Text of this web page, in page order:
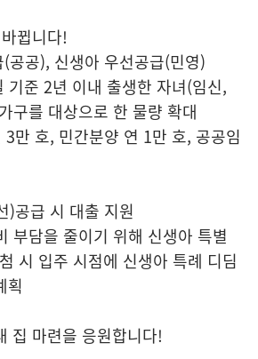
뀝니다!
공), 신생아 우선공급(민영)
기준 2년 이내 출생한 자녀(임신,
구를 대상으로 한 물량 확대
만 호, 민간분양 연 1만 호, 공공임
공급 시 대출 지원
부담을 줄이기 위해 신생아 특별
시 입주 시점에 신생아 특례 디딤
획
집 마련을 응원합니다!